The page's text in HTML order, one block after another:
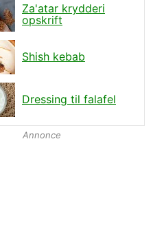
Za'atar krydderi
opskrift
Shish kebab
Dressing til falafel
Annonce